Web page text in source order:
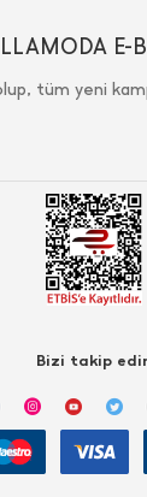
E-
tüm yeni
Bizi takip